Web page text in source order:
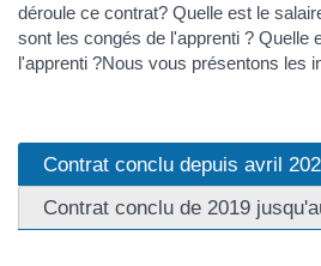
déroule ce contrat? Quelle est le
sont les congés de l'apprenti ? Quelle
l'apprenti ?Nous vous présentons les
Contrat conclu depuis avril
Contrat conclu de 2019